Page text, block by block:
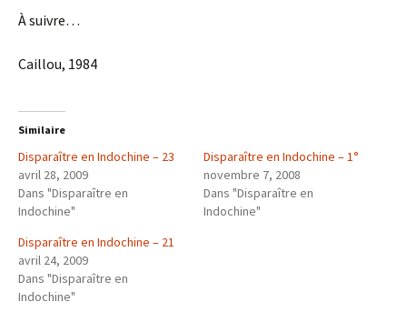
À suivre…
Caillou, 1984
Similaire
Disparaître en Indochine – 23
avril 28, 2009
Dans "Disparaître en
Indochine"
Disparaître en Indochine – 1°
novembre 7, 2008
Dans "Disparaître en
Indochine"
Disparaître en Indochine – 21
avril 24, 2009
Dans "Disparaître en
Indochine"